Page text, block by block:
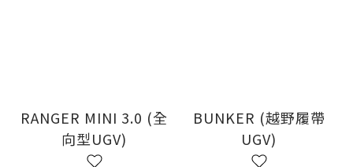
RANGER MINI 3.0 (全
向型UGV)
BUNKER (越野履帶
UGV)